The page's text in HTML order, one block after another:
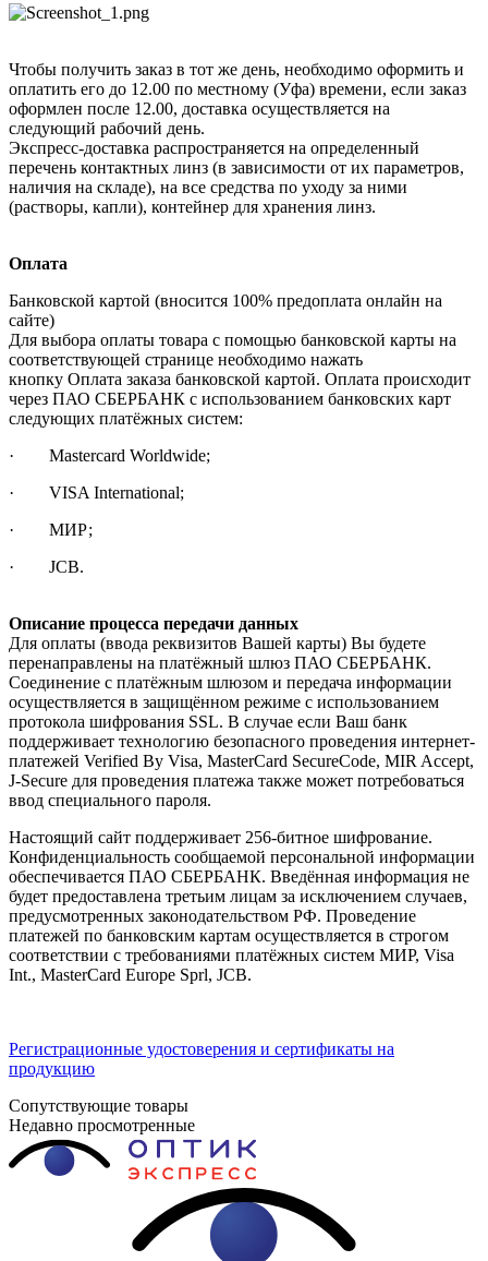
Чтобы получить заказ в тот же день, необходимо оформить и
оплатить его до 12.00 по местному (Уфа) времени, если заказ
оформлен после 12.00, доставка осуществляется на
следующий рабочий день.
Экспресс-доставка распространяется на определенный
перечень контактных линз (в зависимости от их параметров,
наличия на складе), на все средства по уходу за ними
(растворы, капли), контейнер для хранения линз.
Оплата
Банковской картой (вносится 100% предоплата онлайн на
сайте)
Для выбора оплаты товара с помощью банковской карты на
соответствующей странице необходимо нажать
кнопку Оплата заказа банковской картой. Оплата происходит
через ПАО СБЕРБАНК с использованием банковских карт
следующих платёжных систем:
· Mastercard Worldwide;
· VISA International;
· МИР;
· JCB.
Описание процесса передачи данных
Для оплаты (ввода реквизитов Вашей карты) Вы будете
перенаправлены на платёжный шлюз ПАО СБЕРБАНК.
Соединение с платёжным шлюзом и передача информации
осуществляется в защищённом режиме с использованием
протокола шифрования SSL. В случае если Ваш банк
поддерживает технологию безопасного проведения интернет-
платежей Verified By Visa, MasterCard SecureCode, MIR Accept,
J-Secure для проведения платежа также может потребоваться
ввод специального пароля.
Настоящий сайт поддерживает 256-битное шифрование.
Конфиденциальность сообщаемой персональной информации
обеспечивается ПАО СБЕРБАНК. Введённая информация не
будет предоставлена третьим лицам за исключением случаев,
предусмотренных законодательством РФ. Проведение
платежей по банковским картам осуществляется в строгом
соответствии с требованиями платёжных систем МИР, Visa
Int., MasterCard Europe Sprl, JCB.
Регистрационные удостоверения и сертификаты на
продукцию
Сопутствующие товары
Недавно просмотренные